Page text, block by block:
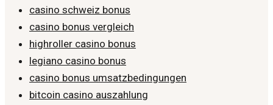
casino schweiz bonus
casino bonus vergleich
highroller casino bonus
legiano casino bonus
casino bonus umsatzbedingungen
bitcoin casino auszahlung